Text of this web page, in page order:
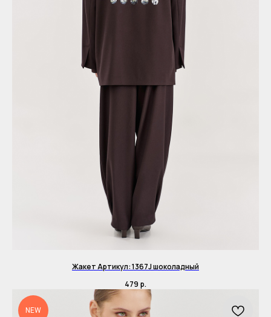
Жакет Артикул: 1367J шоколадный
479 р.
NEW